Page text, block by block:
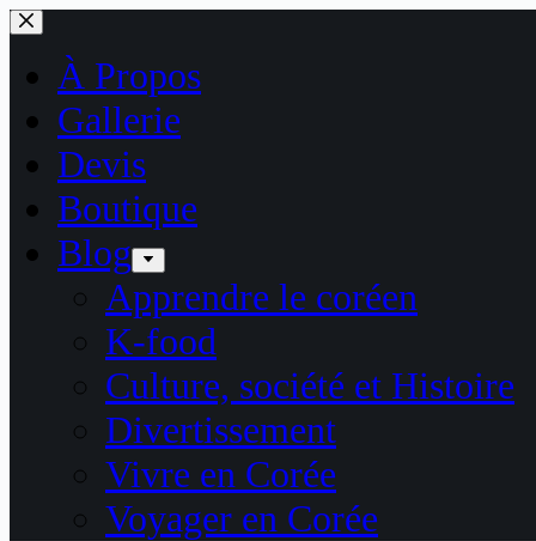
Passer
au
contenuÀ Propos
Gallerie
Devis
Boutique
Blog
Apprendre le coréen
K-food
Culture, société et Histoire
Divertissement
Vivre en Corée
Voyager en Corée